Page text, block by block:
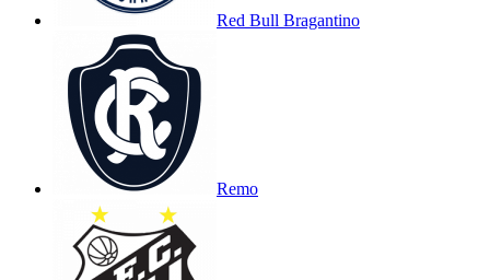
Red Bull Bragantino
Remo